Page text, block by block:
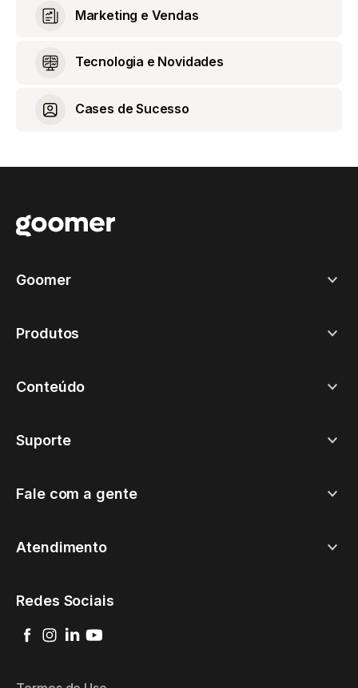
Marketing e Vendas
Tecnologia e Novidades
Cases de Sucesso
Goomer
Produtos
Conteúdo
Suporte
Fale com a gente
Atendimento
Redes Sociais